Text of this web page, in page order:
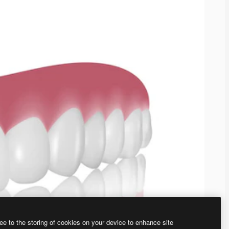
to the storing of cookies on your device to enhance site